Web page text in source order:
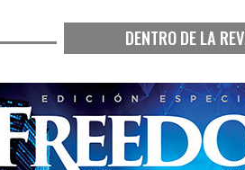
DENTRO DE LA